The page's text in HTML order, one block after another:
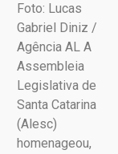
Foto: Lucas
Gabriel Diniz /
Agência AL A
Assembleia
Legislativa de
Santa Catarina
(Alesc)
homenageou,